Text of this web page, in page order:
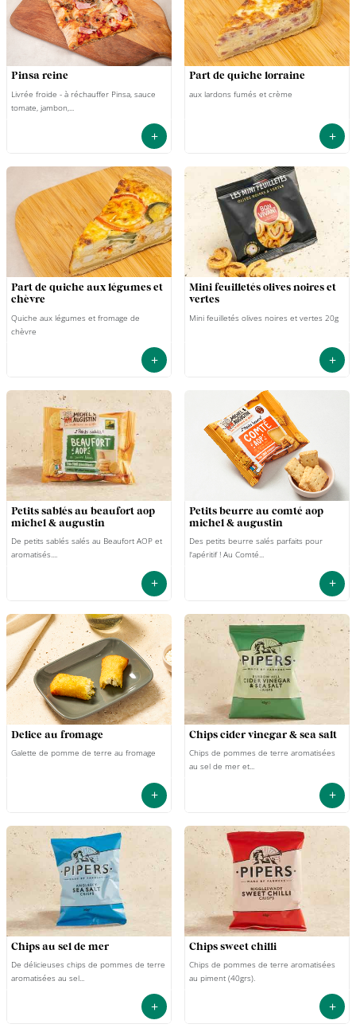
pinsa reine
Livrée froide - à réchauffer Pinsa, sauce
tomate, jambon,...
+
part de quiche lorraine
aux lardons fumés et crème
+
part de quiche aux légumes et
chèvre
Quiche aux légumes et fromage de
chèvre
+
mini feuilletés olives noires et
vertes
Mini feuilletés olives noires et vertes 20g
+
petits sablés au beaufort aop
michel & augustin
De petits sablés salés au Beaufort AOP et
aromatisés....
+
petits beurre au comté aop
michel & augustin
Des petits beurre salés parfaits pour
l'apéritif ! Au Comté...
+
delice au fromage
Galette de pomme de terre au fromage
+
chips cider vinegar & sea salt
Chips de pommes de terre aromatisées
au sel de mer et...
+
chips au sel de mer
De délicieuses chips de pommes de terre
aromatisées au sel...
+
chips sweet chilli
Chips de pommes de terre aromatisées
au piment (40grs).
+